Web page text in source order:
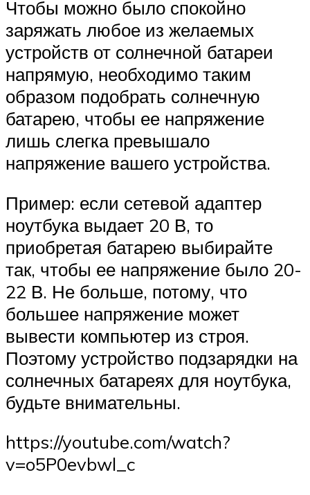
Чтобы можно было спокойно
заряжать любое из желаемых
устройств от солнечной батареи
напрямую, необходимо таким
образом подобрать солнечную
батарею, чтобы ее напряжение
лишь слегка превышало
напряжение вашего устройства.
Пример: если сетевой адаптер
ноутбука выдает 20 В, то
приобретая батарею выбирайте
так, чтобы ее напряжение было 20-
22 В. Не больше, потому, что
большее напряжение может
вывести компьютер из строя.
Поэтому устройство подзарядки на
солнечных батареях для ноутбука,
будьте внимательны.
https://youtube.com/watch?
v=o5P0evbwl_c